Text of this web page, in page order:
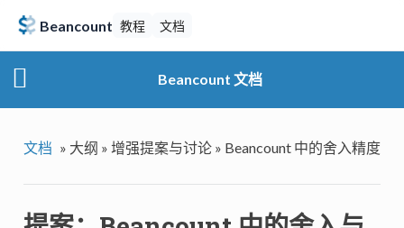
Beancount 教程 文档
Beancount 文档
文档 » 大纲 » 增强提案与讨论 » Beancount 中的舍入精度